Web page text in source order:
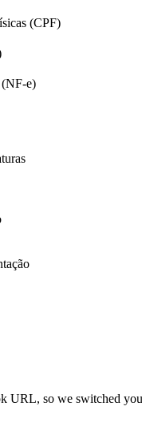
(CPF)
e)
URL, so we switched